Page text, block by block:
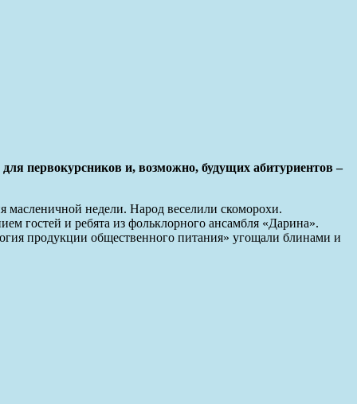
первокурсников и, возможно, будущих абитуриентов –
масленичной недели. Народ веселили скоморохи.
гостей и ребята из фольклорного ансамбля «Дарина».
продукции общественного питания» угощали блинами и